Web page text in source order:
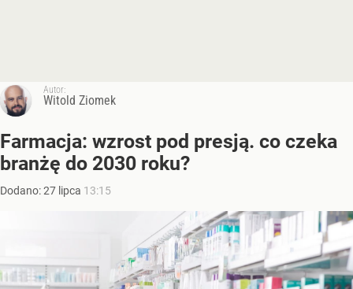
Autor:
Witold Ziomek
Farmacja: wzrost pod presją. co czeka
branżę do 2030 roku?
Dodano:27 lipca 13:15